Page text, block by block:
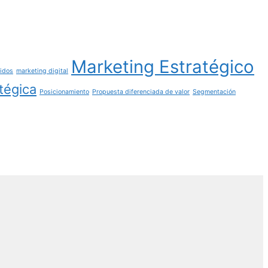
marketing digital Marketing Estratégico
Posicionamiento Propuesta diferenciada de valor Segmentación